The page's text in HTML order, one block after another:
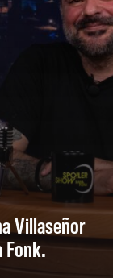
Villaseñor
Fonk.